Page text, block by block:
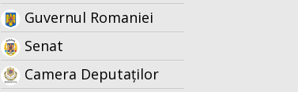
Guvernul Romaniei
Senat
Camera Deputaților